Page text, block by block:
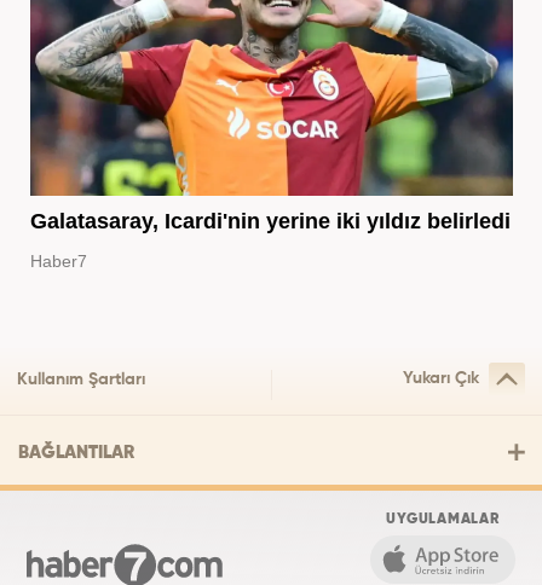
Galatasaray, Icardi'nin yerine iki yıldız belirledi
Haber7
Kullanım Şartları Yukarı Çık
BAĞLANTILAR
UYGULAMALAR